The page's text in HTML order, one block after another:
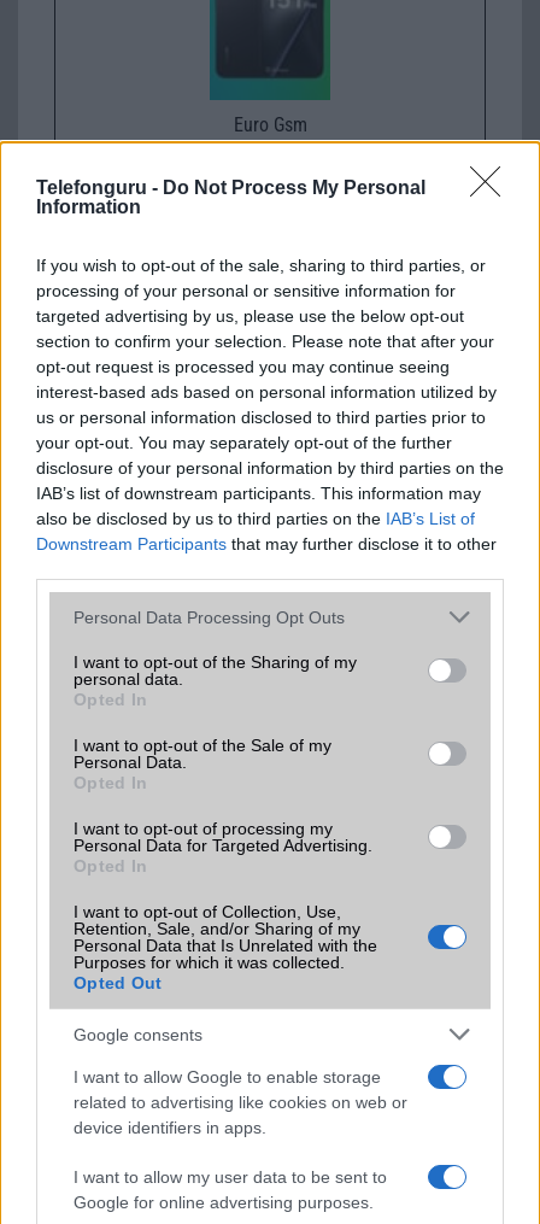
Telefonguru - Do Not Process My Personal
Information
If you wish to opt-out of the sale, sharing to third parties, or
processing of your personal or sensitive information for
targeted advertising by us, please use the below opt-out
section to confirm your selection. Please note that after your
opt-out request is processed you may continue seeing
interest-based ads based on personal information utilized by
us or personal information disclosed to third parties prior to
your opt-out. You may separately opt-out of the further
disclosure of your personal information by third parties on the
IAB’s list of downstream participants. This information may
also be disclosed by us to third parties on the IAB’s List of
Downstream Participants that may further disclose it to other
Please note that this website/app uses one or more Google
not limited to your visit or usage behaviour. You may click to
grant or deny consent to Google and its third-party tags to
use your data for below specified purposes in below Google
consent section.
Personal Data Processing Opt Outs
I want to opt-out of the Sharing of my
personal data.
Opted In
I want to opt-out of the Sale of my
Personal Data.
Opted In
I want to opt-out of processing my
Personal Data for Targeted Advertising.
Opted In
I want to opt-out of Collection, Use,
Retention, Sale, and/or Sharing of my
Personal Data that Is Unrelated with the
Purposes for which it was collected.
Opted Out
Google consents
I want to allow Google to enable storage
related to advertising like cookies on web or
device identifiers in apps.
I want to allow my user data to be sent to
Google for online advertising purposes.
Euro Gsm
Euro Gsm
232.000 Ft (új)
Apple iPhone 15 Pro
Tesztelik a Messenger éjszakai módját
2019.01.02| Android Police
Egyelőre csak pár országban érhető el a Messenger sötét
2019.06.04| (x)